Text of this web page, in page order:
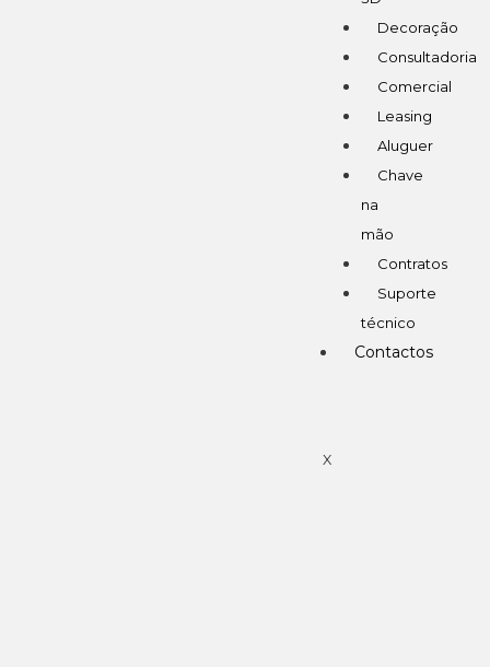
Decoração
Consultadoria
Comercial
Leasing
Aluguer
Chave
na
mão
Contratos
Suporte
técnico
Contactos
X